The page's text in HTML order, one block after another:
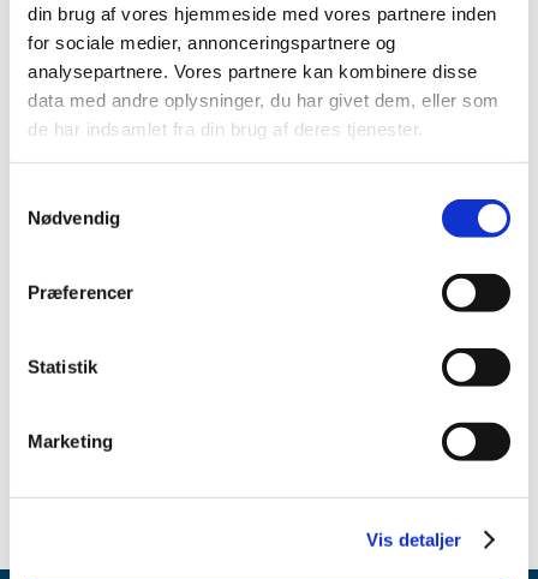
din brug af vores hjemmeside med vores partnere inden
for sociale medier, annonceringspartnere og
analysepartnere. Vores partnere kan kombinere disse
data med andre oplysninger, du har givet dem, eller som
de har indsamlet fra din brug af deres tjenester.
Nødvendig
Præferencer
Statistik
Marketing
Vis detaljer
december (2)
november (5)
oktober (5)
september (2)
august (2)
juni (1)
marts (2)
januar (1)
2019 (45)